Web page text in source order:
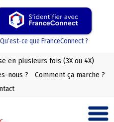
Qu’est-ce que FranceConnect ?
en plusieurs fois (3X ou 4X)
nous ?
Comment ça marche ?